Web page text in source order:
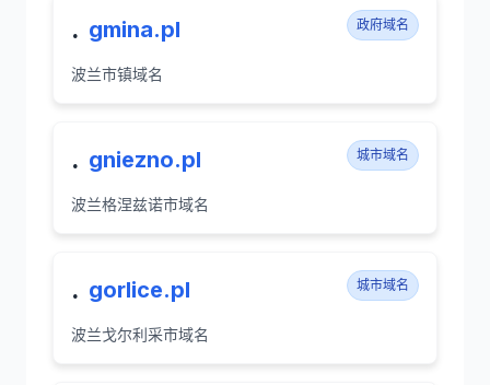
. gmina.pl 政府域名
波兰市镇域名
. gniezno.pl 城市域名
波兰格涅兹诺市域名
. gorlice.pl 城市域名
波兰戈尔利采市域名